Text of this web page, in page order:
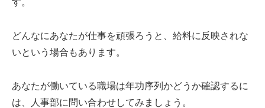
す。
どんなにあなたが仕事を頑張ろうと、給料に反映されな
いという場合もあります。
あなたが働いている職場は年功序列かどうか確認するに
は、人事部に問い合わせしてみましょう。